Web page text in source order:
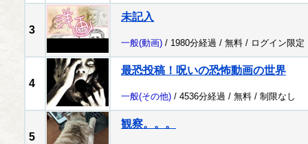
3
未記入
一般(動画) / 1980分経過 / 無料 / ログイン限定
4
最恐投稿！呪いの恐怖動画の世界
一般(その他) / 4536分経過 / 無料 / 制限なし
5
観察。。。